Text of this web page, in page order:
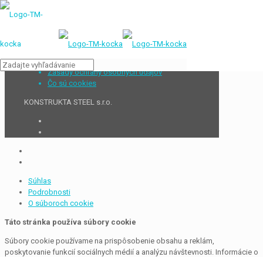
Zásady ochrany osobných údajov
Čo sú cookies
KONSTRUKTA STEEL s.r.o.
Súhlas
Podrobnosti
O súboroch cookie
Táto stránka používa súbory cookie
Súbory cookie používame na prispôsobenie obsahu a reklám,
poskytovanie funkcií sociálnych médií a analýzu návštevnosti. Informácie o